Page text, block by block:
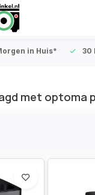
in Huis* 30
met optoma